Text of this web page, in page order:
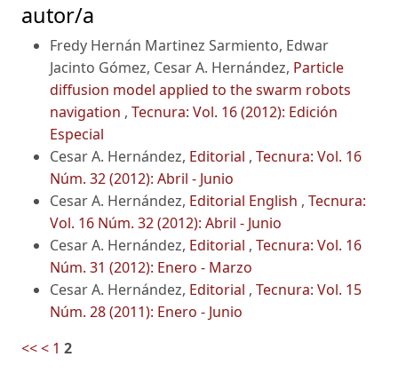
autor/a
Fredy Hernán Martinez Sarmiento, Edwar
Jacinto Gómez, Cesar A. Hernández, Particle
diffusion model applied to the swarm robots
navigation , Tecnura: Vol. 16 (2012): Edición
Especial
Cesar A. Hernández, Editorial , Tecnura: Vol. 16
Núm. 32 (2012): Abril - Junio
Cesar A. Hernández, Editorial English , Tecnura:
Vol. 16 Núm. 32 (2012): Abril - Junio
Cesar A. Hernández, Editorial , Tecnura: Vol. 16
Núm. 31 (2012): Enero - Marzo
Cesar A. Hernández, Editorial , Tecnura: Vol. 15
Núm. 28 (2011): Enero - Junio
<<< 1 2